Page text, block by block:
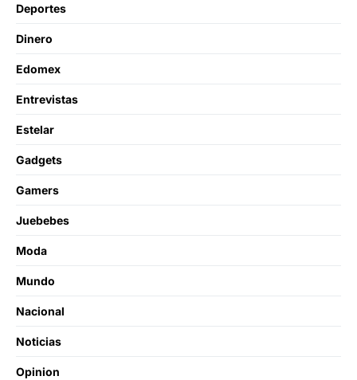
Deportes
Dinero
Edomex
Entrevistas
Estelar
Gadgets
Gamers
Juebebes
Moda
Mundo
Nacional
Noticias
Opinion